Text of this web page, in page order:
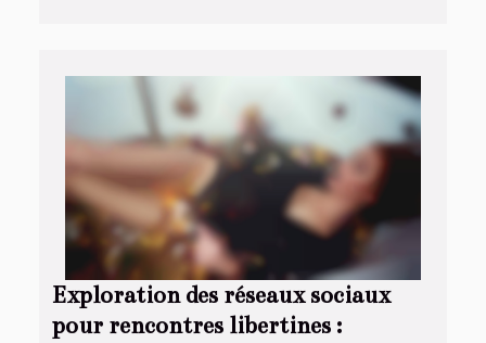
Exploration des réseaux sociaux
pour rencontres libertines :